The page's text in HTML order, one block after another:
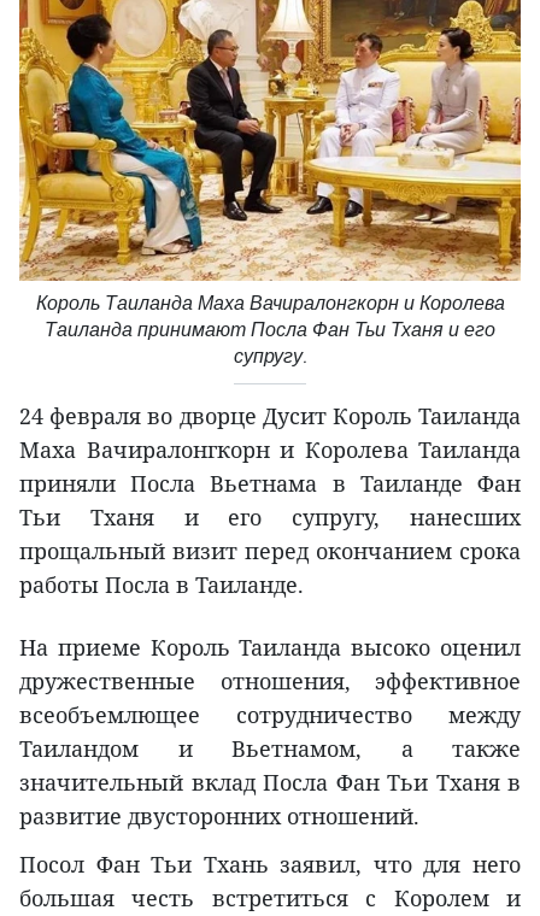
Король Таиланда Маха Вачиралонгкорн и Королева
Таиланда принимают Посла Фан Тьи Тханя и его
супругу.
24 февраля во дворце Дусит Король Таиланда
Маха Вачиралонгкорн и Королева Таиланда
приняли Посла Вьетнама в Таиланде Фан
Тьи Тханя и его супругу, нанесших
прощальный визит перед окончанием срока
работы Посла в Таиланде.
На приеме Король Таиланда высоко оценил
дружественные отношения, эффективное
всеобъемлющее сотрудничество между
Таиландом и Вьетнамом, а также
значительный вклад Посла Фан Тьи Тханя в
развитие двусторонних отношений.
Посол Фан Тьи Тхань заявил, что для него
большая честь встретиться с Королем и